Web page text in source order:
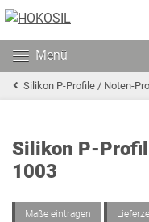
Menü
Silikon P-Profile / Noten-
Silikon P-
1003
Maße eintragen